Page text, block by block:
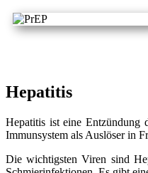
Hepatitis
Hepatitis ist eine Entzündung
Immunsystem als Auslöser in
Die wichtigsten Viren sind